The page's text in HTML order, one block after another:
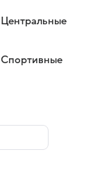
Центральные
Спортивные